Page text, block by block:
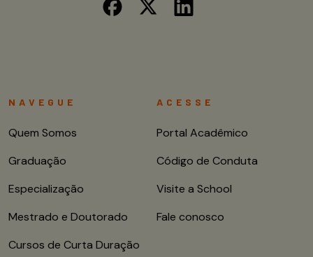
NAVEGUE
Quem Somos
Graduação
Especialização
Mestrado e Doutorado
Cursos de Curta Duração
ACESSE
Portal Acadêmico
Código de Conduta
Visite a School
Fale conosco